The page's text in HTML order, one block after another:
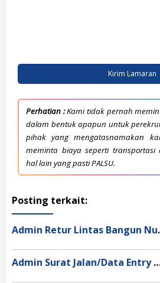
Kirim Lamaran
Perhatian :Kami tidak pernah
dalam bentuk apapun untuk
pihak yang mengatasnamakan
meminta biaya seperti
hal lain yang pasti PALSU.
Posting terkait:
Admin
Admin Surat Jalan/Data Entry